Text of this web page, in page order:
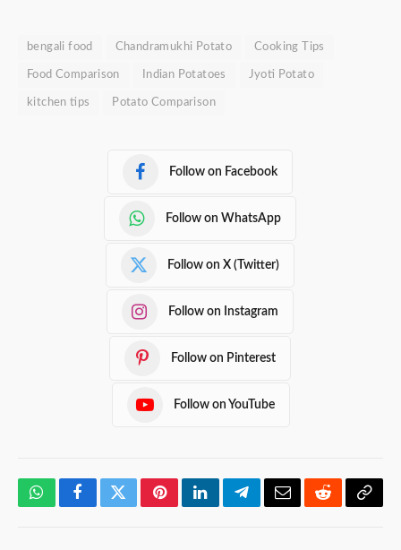
bengali food Chandramukhi Potato Cooking Tips
Food Comparison Indian Potatoes Jyoti Potato
kitchen tips Potato Comparison
Follow on Facebook
Follow on WhatsApp
Follow on X (Twitter)
Follow on Instagram
Follow on Pinterest
Follow on YouTube
WhatsAppFacebookTwitterPinterestLinkedInTelegramEmailRedditCopy